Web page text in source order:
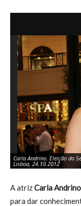
Carla Andrino. Eleição do
Lisboa, 24.10.2012
A atrizCarla Andrino
para dar